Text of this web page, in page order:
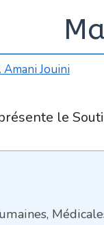
Amani Jouini
le